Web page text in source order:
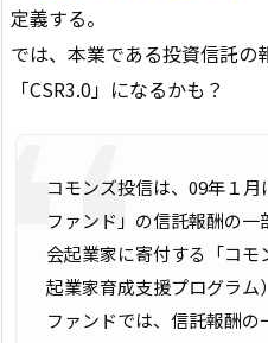
定義する。
では、本業である投資信託の
「CSR3.0」になるかも？
コモンズ投信は、09年１
ファンド」の信託報酬の
会起業家に寄付する「コ
起業家育成支援プログラ
ファンドでは、信託報酬